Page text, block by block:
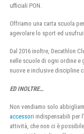
ufficiali PON.
Offriamo una carta scuola
agevolare lo sport ed
Dal 2016 inoltre, Decathlon
nelle scuole di ogni ordine e
nuove e inclusive discipline
ED INOLTRE…
Non vendiamo solo
accessori indispensabili per
attività, che non ci è